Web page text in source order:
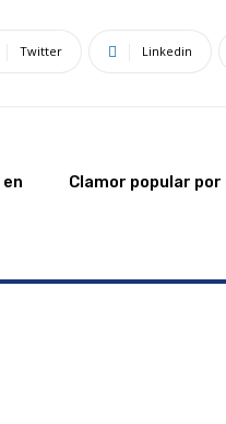
Twitter Linkedin
en
Clamor popular